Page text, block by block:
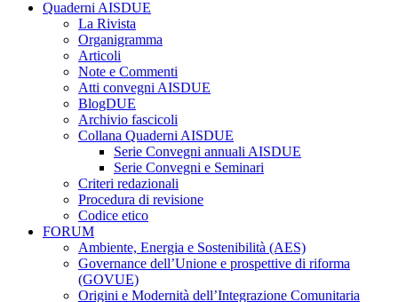
Quaderni AISDUE
La Rivista
Organigramma
Articoli
Note e Commenti
Atti convegni AISDUE
BlogDUE
Archivio fascicoli
Collana Quaderni AISDUE
Serie Convegni annuali AISDUE
Serie Convegni e Seminari
Criteri redazionali
Procedura di revisione
Codice etico
FORUM
Ambiente, Energia e Sostenibilità (AES)
Governance dell’Unione e prospettive di riforma
(GOVUE)
Origini e Modernità dell’Integrazione Comunitaria